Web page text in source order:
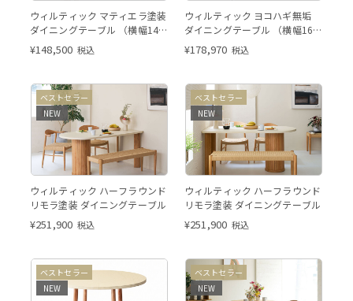
※このページはW140cmの販
売ページです。
ウィルティック マティエラ塗装
ダイニングテーブル （横幅140
x 奥行80 cm） DGY
¥148,500 税込
となります。※このページは
W160cmの販売ページです。
ウィルティック ヨコハギ無垢
ダイニングテーブル （横幅160
x 奥行85 cm） ホワイトオーク
¥178,970 税込
装アイボリー W1600×D850
のページとなります。
ベストセラー
NEW
ウィルティック ハーフラウンド
リモラ塗装 ダイニングテーブル
¥251,900 税込
装アイボリー W1500×D750
のページとなります。
ベストセラー
NEW
ウィルティック ハーフラウンド
リモラ塗装 ダイニングテーブル
¥251,900 税込
こちらの画像はマティエラ塗装
（アイボリー）となります。
こちらの
ベストセラー
NEW
ベストセラー
NEW